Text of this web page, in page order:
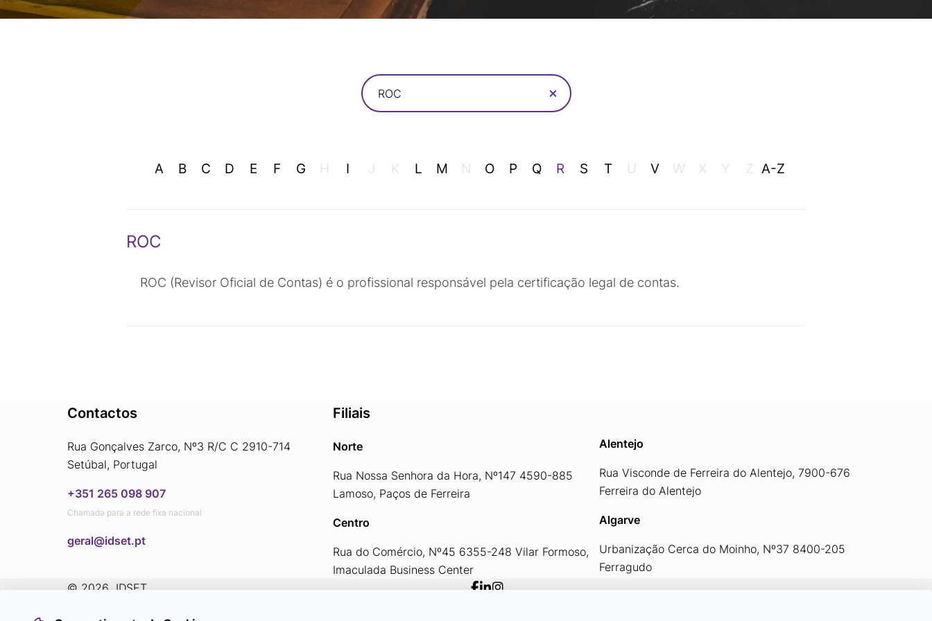
ROC
A B C D E F G H I J K L M N O P Q R S T U V W X Y Z A-Z
ROC
ROC (Revisor Oficial de Contas) é o profissional responsável pela certificação legal de contas.
Contactos
Rua Gonçalves Zarco, Nº3 R/C C 2910-714
Setúbal, Portugal
+351 265 098 907
Chamada para a rede fixa nacional
​​​​​​​geral@idset.pt
Filiais
Norte
Rua Nossa Senhora da Hora, Nº147 4590-885
Lamoso, Paços de Ferreira
Centro
Rua do Comércio, Nº45 6355-248 Vilar Formoso,
Imaculada Business Center
Alentejo
Rua Visconde de Ferreira do Alentejo, 7900-676
Ferreira do Alentejo
Algarve
Urbanização Cerca do Moinho, Nº37 8400-205
Ferragudo
© 2026 IDSET